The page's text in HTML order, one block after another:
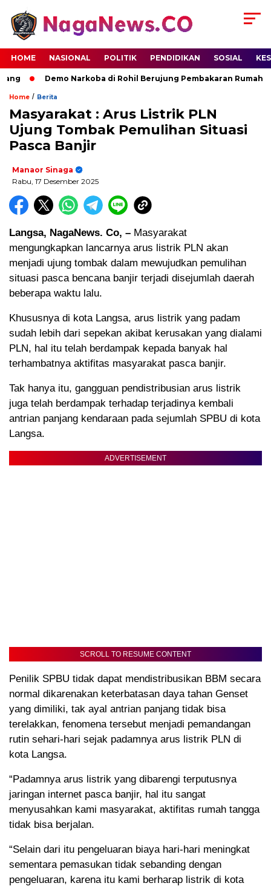
HOME NASIONAL POLITIK PENDIDIKAN SOSIAL
Demo Narkoba di Rohil Berujung Pembakaran Rumah
Home / Berita
Masyarakat : Arus Listrik PLN
Ujung Tombak Pemulihan Situasi
Pasca Banjir
Manaor Sinaga
Rabu, 17 Desember 2025
Langsa, NagaNews. Co, – Masyarakat
mengungkapkan lancarnya arus listrik PLN akan
menjadi ujung tombak dalam mewujudkan pemulihan
situasi pasca bencana banjir terjadi disejumlah daerah
beberapa waktu lalu.
Khususnya di kota Langsa, arus listrik yang padam
sudah lebih dari sepekan akibat kerusakan yang dialami
PLN, hal itu telah berdampak kepada banyak hal
terhambatnya aktifitas masyarakat pasca banjir.
Tak hanya itu, gangguan pendistribusian arus listrik
juga telah berdampak terhadap terjadinya kembali
antrian panjang kendaraan pada sejumlah SPBU di kota
Langsa.
ADVERTISEMENT
SCROLL TO RESUME CONTENT
Penilik SPBU tidak dapat mendistribusikan BBM secara
normal dikarenakan keterbatasan daya tahan Genset
yang dimiliki, tak ayal antrian panjang tidak bisa
terelakkan, fenomena tersebut menjadi pemandangan
rutin sehari-hari sejak padamnya arus listrik PLN di
kota Langsa.
“Padamnya arus listrik yang dibarengi terputusnya
jaringan internet pasca banjir, hal itu sangat
menyusahkan kami masyarakat, aktifitas rumah tangga
tidak bisa berjalan.
“Selain dari itu pengeluaran biaya hari-hari meningkat
sementara pemasukan tidak sebanding dengan
pengeluaran, karena itu kami berharap listrik di kota